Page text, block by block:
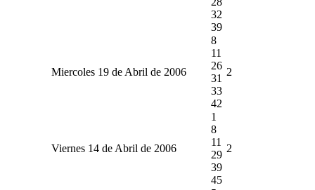
32
39
Miercoles 19 de Abril de 2006
8
11
26
31
33
42
2
Viernes 14 de Abril de 2006
1
8
11
29
39
45
2